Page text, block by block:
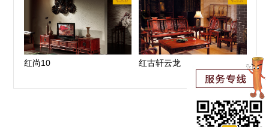
红尚10 红古轩云龙